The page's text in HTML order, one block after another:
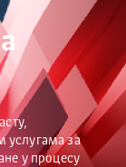
услугама за
у процесу